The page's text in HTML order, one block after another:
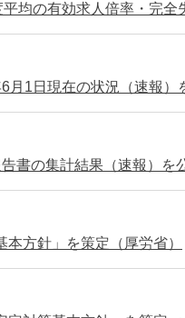
均の有効求人倍率・完全
月1日現在の状況（速報）
書の集計結果（速報）を
方針」を策定（厚労省）